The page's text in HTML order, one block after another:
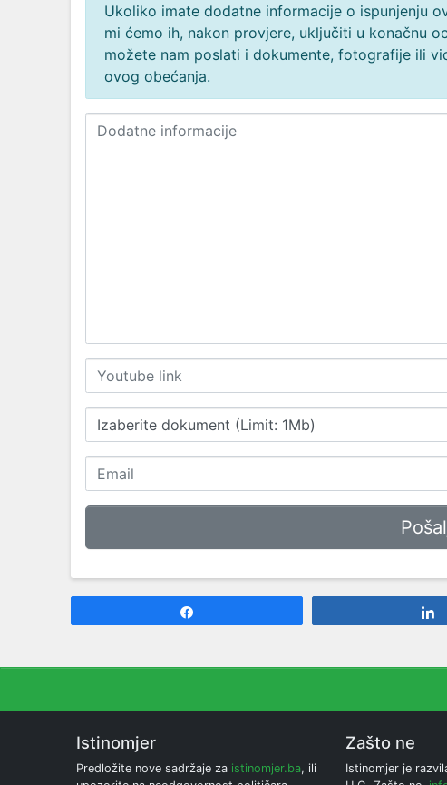
Ukoliko imate dodatne informacije o ispunjenju
mi ćemo ih, nakon provjere, uključiti u konačnu
možete nam poslati i dokumente, fotografije ili
ovog obećanja.
Izaberite dokument (Limit: 1Mb)
Istinomjer
Predložite nove sadržaje za istinomjer.ba, ili
Zašto ne
Istinomjer je